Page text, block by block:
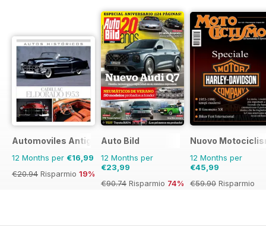
Automoviles Antiguos
12 Months per €16,99
€20.94 Risparmio 19%
Auto Bild
12 Months per
€23,99
€90.74 Risparmio 74%
Nuovo
12 Months per
€45,99
€59.90 Risparmio